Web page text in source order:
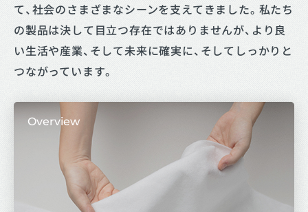
て、社会のさまざまなシーンを支えてきました。 私たち
の製品は決して目立つ存在ではありませんが、より良
い生活や産業、そして未来に確実に、そしてしっかりと
つながっています。
Overview